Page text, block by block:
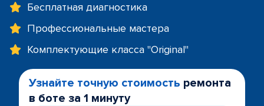
Бесплатная диагностика
Профессиональные мастера
Комплектующие класса "Original"
Узнайте точную стоимость ремонта
в боте за 1 минуту